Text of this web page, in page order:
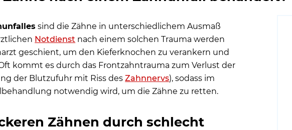
sind die Zähne in unterschiedlichem Ausmaß
Notdienst nach einem solchen Trauma werden
geschient, um den Kieferknochen zu verankern und
kommt es durch das Frontzahntrauma zum Verlust der
der Blutzufuhr mit Riss desZahnnervs), sodass im
notwendig wird, um die Zähne zu retten.
Zähnen durch schlecht